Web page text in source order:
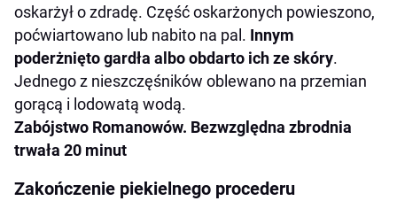
oskarżył o zdradę. Część oskarżonych powieszono,
poćwiartowano lub nabito na pal. Innym
poderżnięto gardła albo obdarto ich ze skóry.
Jednego z nieszczęśników oblewano na przemian
gorącą i lodowatą wodą.
Zabójstwo Romanowów. Bezwzględna zbrodnia
trwała 20 minut
Zakończenie piekielnego procederu